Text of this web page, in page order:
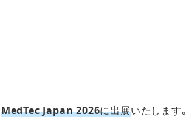
MedTec Japan 2026に出展いたします。